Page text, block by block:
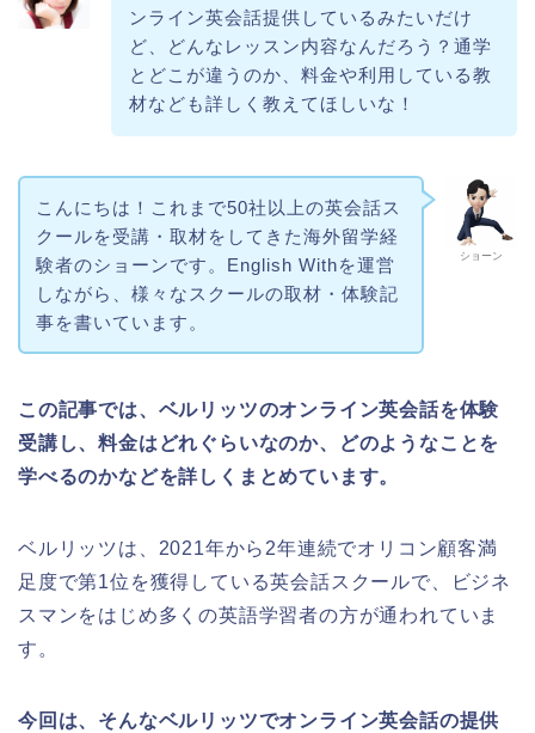
ンライン英会話提供しているみたいだけ
ど、どんなレッスン内容なんだろう？通学
とどこが違うのか、料金や利用している教
材なども詳しく教えてほしいな！
ショーン
こんにちは！これまで50社以上の英会話ス
クールを受講・取材をしてきた海外留学経
験者のショーンです。English Withを運営
しながら、様々なスクールの取材・体験記
事を書いています。
この記事では、ベルリッツのオンライン英会話を体験
受講し、料金はどれぐらいなのか、どのようなことを
学べるのかなどを詳しくまとめています。
ベルリッツは、2021年から2年連続でオリコン顧客満
足度で第1位を獲得している英会話スクールで、ビジネ
スマンをはじめ多くの英語学習者の方が通われていま
す。
今回は、そんなベルリッツでオンライン英会話の提供